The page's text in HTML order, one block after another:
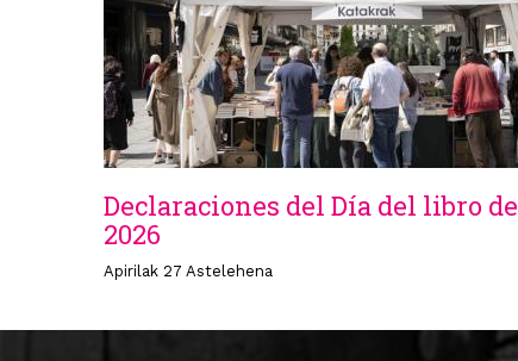
Declaraciones del Día del libro de
2026
Apirilak 27 Astelehena